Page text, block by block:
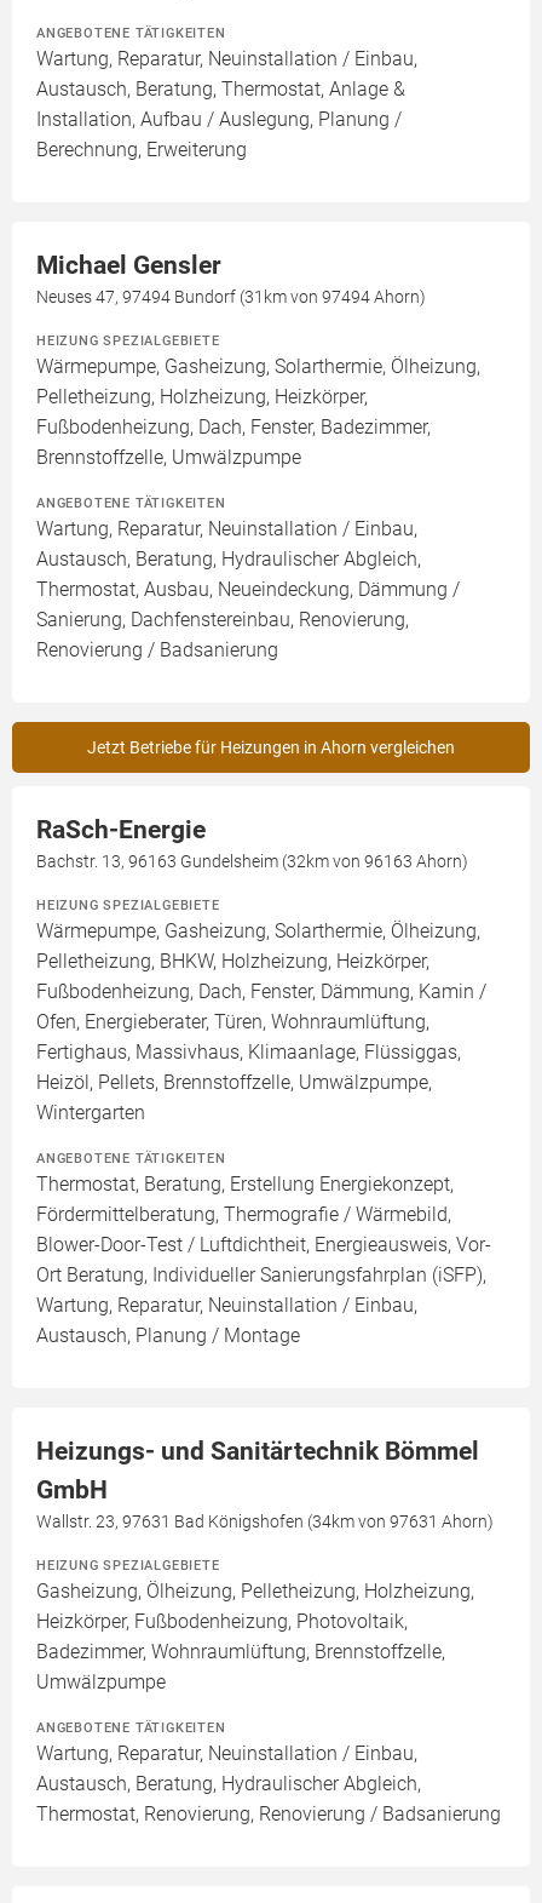
ANGEBOTENE TÄTIGKEITEN
Wartung, Reparatur, Neuinstallation / Einbau,
Austausch, Beratung, Thermostat, Anlage &
Installation, Aufbau / Auslegung, Planung /
Berechnung, Erweiterung
Michael Gensler
Neuses 47, 97494 Bundorf (31km von 97494 Ahorn)
HEIZUNG SPEZIALGEBIETE
Wärmepumpe, Gasheizung, Solarthermie, Ölheizung,
Pelletheizung, Holzheizung, Heizkörper,
Fußbodenheizung, Dach, Fenster, Badezimmer,
Brennstoffzelle, Umwälzpumpe
ANGEBOTENE TÄTIGKEITEN
Wartung, Reparatur, Neuinstallation / Einbau,
Austausch, Beratung, Hydraulischer Abgleich,
Thermostat, Ausbau, Neueindeckung, Dämmung /
Sanierung, Dachfenstereinbau, Renovierung,
Renovierung / Badsanierung
Jetzt Betriebe für Heizungen in Ahorn vergleichen
RaSch-Energie
Bachstr. 13, 96163 Gundelsheim (32km von 96163 Ahorn)
HEIZUNG SPEZIALGEBIETE
Wärmepumpe, Gasheizung, Solarthermie, Ölheizung,
Pelletheizung, BHKW, Holzheizung, Heizkörper,
Fußbodenheizung, Dach, Fenster, Dämmung, Kamin /
Ofen, Energieberater, Türen, Wohnraumlüftung,
Fertighaus, Massivhaus, Klimaanlage, Flüssiggas,
Heizöl, Pellets, Brennstoffzelle, Umwälzpumpe,
Wintergarten
ANGEBOTENE TÄTIGKEITEN
Thermostat, Beratung, Erstellung Energiekonzept,
Fördermittelberatung, Thermografie / Wärmebild,
Blower-Door-Test / Luftdichtheit, Energieausweis, Vor-
Ort Beratung, Individueller Sanierungsfahrplan (iSFP),
Wartung, Reparatur, Neuinstallation / Einbau,
Austausch, Planung / Montage
Heizungs- und Sanitärtechnik Bömmel
GmbH
Wallstr. 23, 97631 Bad Königshofen (34km von 97631 Ahorn)
HEIZUNG SPEZIALGEBIETE
Gasheizung, Ölheizung, Pelletheizung, Holzheizung,
Heizkörper, Fußbodenheizung, Photovoltaik,
Badezimmer, Wohnraumlüftung, Brennstoffzelle,
Umwälzpumpe
ANGEBOTENE TÄTIGKEITEN
Wartung, Reparatur, Neuinstallation / Einbau,
Austausch, Beratung, Hydraulischer Abgleich,
Thermostat, Renovierung, Renovierung / Badsanierung